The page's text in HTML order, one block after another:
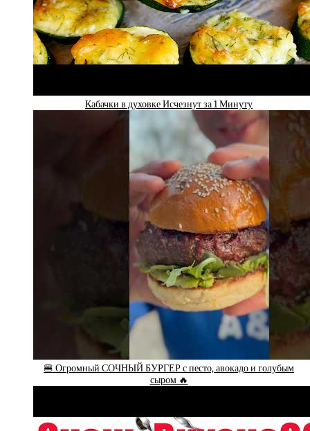
Кабачки в духовке Исчезнут за 1 Минуту
🍔 Огромный СОЧНЫЙ БУРГЕР с песто, авокадо и голубым
сыром 🔥